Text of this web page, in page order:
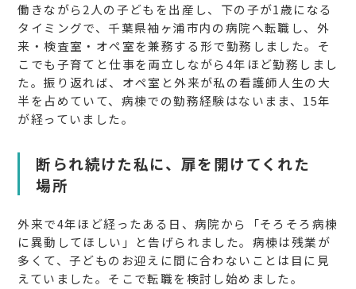
働きながら2人の子どもを出産し、下の子が1歳になる
タイミングで、千葉県袖ヶ浦市内の病院へ転職し、外
来・検査室・オペ室を兼務する形で勤務しました。そ
こでも子育てと仕事を両立しながら4年ほど勤務しまし
た。振り返れば、オペ室と外来が私の看護師人生の大
半を占めていて、病棟での勤務経験はないまま、15年
が経っていました。
断られ続けた私に、扉を開けてくれた
場所
外来で4年ほど経ったある日、病院から「そろそろ病棟
に異動してほしい」と告げられました。病棟は残業が
多くて、子どものお迎えに間に合わないことは目に見
えていました。そこで転職を検討し始めました。